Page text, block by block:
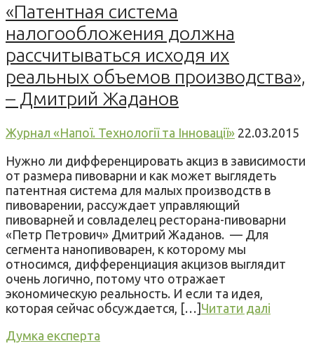
«Патентная система
налогообложения должна
рассчитываться исходя их
реальных объемов производства»,
– Дмитрий Жаданов
Журнал «Напої. Технології та Інновації» 22.03.2015
Нужно ли дифференцировать акциз в зависимости
от размера пивоварни и как может выглядеть
патентная система для малых производств в
пивоварении, рассуждает управляющий
пивоварней и совладелец ресторана-пивоварни
«Петр Петрович» Дмитрий Жаданов. — Для
сегмента нанопивоварен, к которому мы
относимся, дифференциация акцизов выглядит
очень логично, потому что отражает
экономическую реальность. И если та идея,
которая сейчас обсуждается, […] Читати далі
Думка експерта